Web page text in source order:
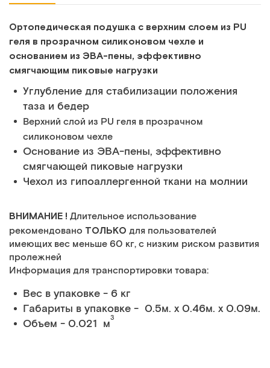
Ортопедическая подушка с верхним слоем из PU
геля в прозрачном силиконовом чехле и
основанием из ЭВА-пены, эффективно
смягчающим пиковые нагрузки
Углубление для стабилизации положения
таза и бедер
Верхний слой из PU геля в прозрачном
силиконовом чехле
Основание из ЭВА-пены, эффективно
смягчающей пиковые нагрузки
Чехол из гипоаллергенной ткани на молнии
ВНИМАНИЕ ! Длительное использование
рекомендовано ТОЛЬКО для пользователей
имеющих вес меньше 60 кг, с низким риском развития
пролежней
Информация для транспортировки товара:
Вес в упаковке - 6 кг
Габариты в упаковке - 0.5м. x 0.46м. x 0.09м.
Объем - 0.021 м3